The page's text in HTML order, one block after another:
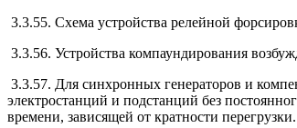
3.3.55. Схема устройства релейной
3.3.56. Устройства компаундирования
3.3.57. Для синхронных генераторов и
электростанций и подстанций без
времени, зависящей от кратности перегрузки.